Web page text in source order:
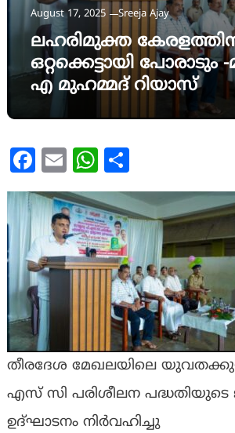
August 17, 2025 Sreeja Ajay
ലഹരിമുക്ത
ഒറ്റക്കെട്ടായി പോരാടും -
എ മുഹമ്മദ് റിയാസ്
Facebook
Email WhatsApp
തീരദേശ മേഖലയിലെ
എസ് സി പരിശീലന പദ്ധതിയുടെ
ഉദ്ഘാടനം നിർവഹിച്ചു